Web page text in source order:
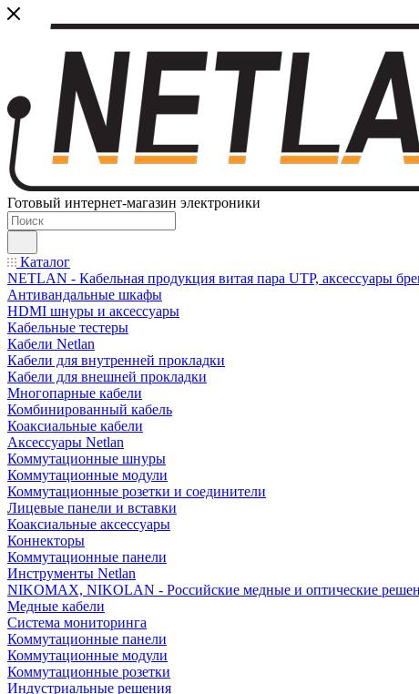
Готовый интернет-магазин электроники
Каталог
NETLAN - Кабельная продукция витая пара UTP, аксессуары
Антивандальные шкафы
HDMI шнуры и аксессуары
Кабельные тестеры
Кабели Netlan
Кабели для внутренней прокладки
Кабели для внешней прокладки
Многопарные кабели
Комбинированный кабель
Коаксиальные кабели
Аксессуары Netlan
Коммутационные шнуры
Коммутационные модули
Коммутационные розетки и соединители
Лицевые панели и вставки
Коаксиальные аксессуары
Коннекторы
Коммутационные панели
Инструменты Netlan
NIKOMAX, NIKOLAN - Российские медные и оптические
Медные кабели
Система мониторинга
Коммутационные панели
Коммутационные модули
Коммутационные розетки
Индустриальные решения